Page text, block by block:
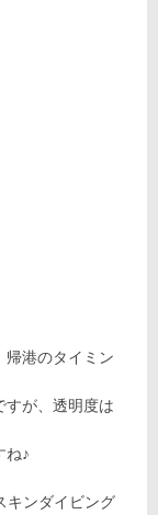
帰港のタイミン
すが、透明度は
ね♪
キンダイビング